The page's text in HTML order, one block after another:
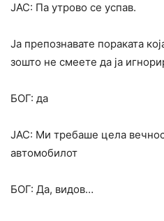
ЈАС: Па утрово се успав.
Ја препознавате пораката
зошто не смеете да ја
БОГ: да
ЈАС: Ми требаше цела
автомобилот
БОГ: Да, видов…